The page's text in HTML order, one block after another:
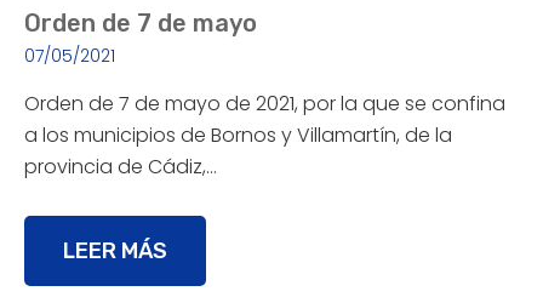
Orden de 7 de mayo
07/05/2021
Orden de 7 de mayo de 2021, por la que se confina
a los municipios de Bornos y Villamartín, de la
provincia de Cádiz,…
LEER MÁS